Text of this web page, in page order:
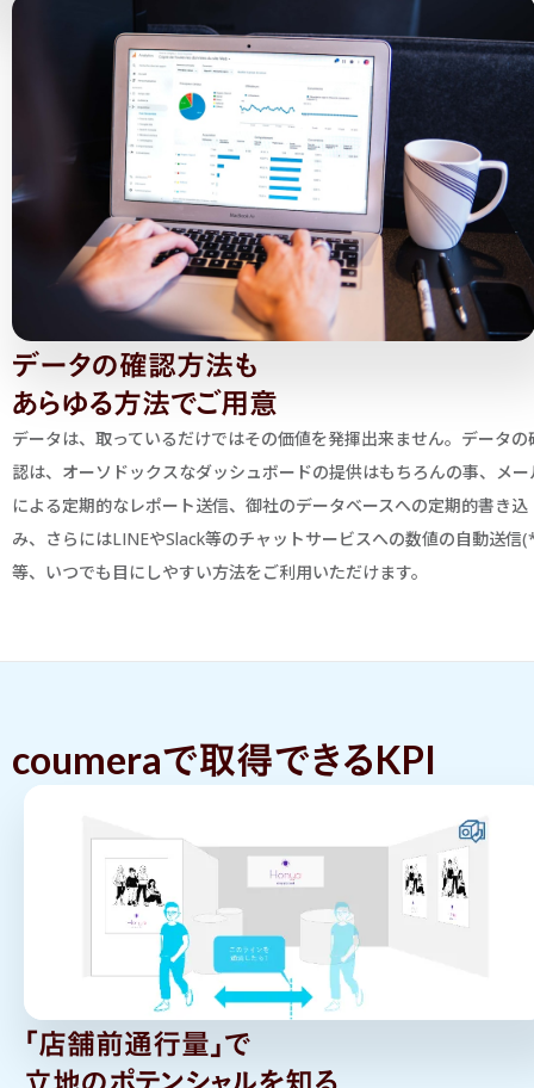
データの確認方法も
あらゆる方法でご用意
データは、取っているだけではその価値を発揮出来ません。データの
認は、オーソドックスなダッシュボードの提供はもちろんの事、メー
による定期的なレポート送信、御社のデータベースへの定期的書き込
み、さらにはLINEやSlack等のチャットサービスへの数値の自動送信
等、いつでも目にしやすい方法をご利用いただけます。
coumeraで取得できるKPI
「店舗前通行量」で
立地のポテンシャルを知る